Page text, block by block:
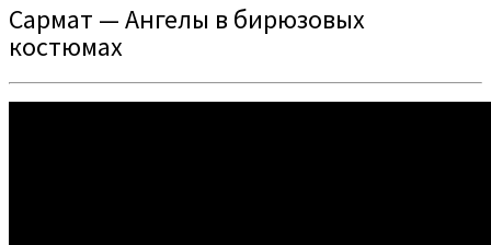
Сармат — Ангелы в бирюзовых
костюмах